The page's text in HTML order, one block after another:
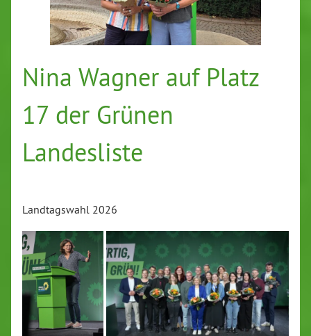
Nina Wagner auf Platz
17 der Grünen
Landesliste
Landtagswahl 2026